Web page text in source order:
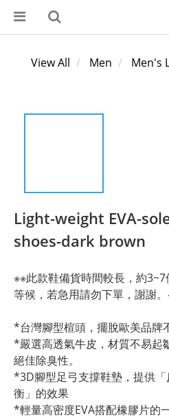
View All Men Men's
Light-weight EVA-
shoes-dark brown
※※此款鞋備貨時間較長，約
等候，若急用請勿下單，謝謝
*台灣腳型楦頭，擺脫歐美品牌
*嚴選高透氣牛皮，材質不易起
絕佳除臭性。
*3D腳型足弓支撐鞋墊，提供
衡」的效果
*輕量高密度EVA搭配橡膠片的